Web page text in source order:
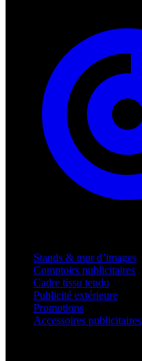
Stands & mur d’images
Comptoirs publicitaires
Cadre tissu tendu
Publicité extérieure
Promotions
Accessoires publicitaires